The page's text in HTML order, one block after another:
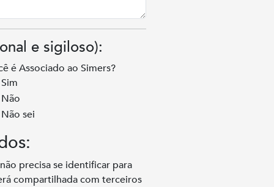
e sigiloso):
é Associado ao Simers?
Sim
Não
Não sei
precisa se identificar para
compartilhada com terceiros